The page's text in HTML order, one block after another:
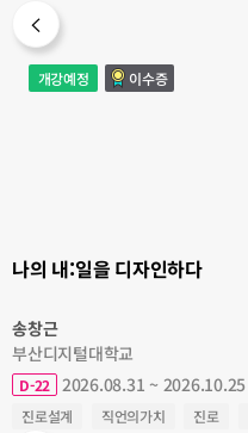
나
의
내:
개강예정 이수증
나의 내:일을 디자인하다
송창근
부산디지털대학교
D-22 2026.08.31 ~ 2026.10.25
진로설계 직언의가치 진로